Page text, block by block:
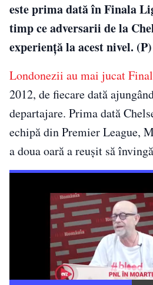
este prima dată în Finala
timp ce adversarii de la
experiență la acest nivel. (P)
Londonezii au mai jucat
2012, de fiecare dată
departajare. Prima dată
echipă din Premier League,
a doua oară a reușit să